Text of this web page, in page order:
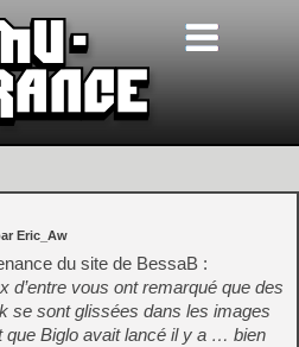
Eric_Aw
du site de BessaB :
d’entre vous ont remarqué que des
se sont glissées dans les images
que Biglo avait lancé il y a … bien